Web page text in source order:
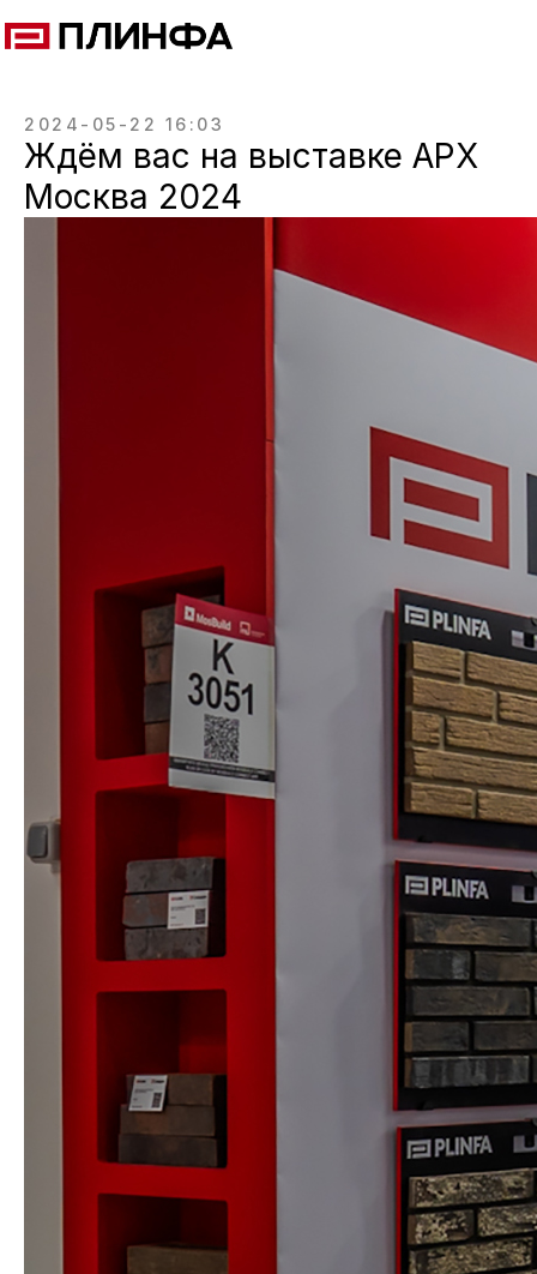
2024-05-22 16:03
Ждём вас на выставке АРХ
Москва 2024